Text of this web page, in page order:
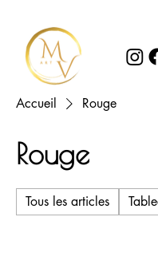
Accueil Rouge
Rouge
Tous les articles